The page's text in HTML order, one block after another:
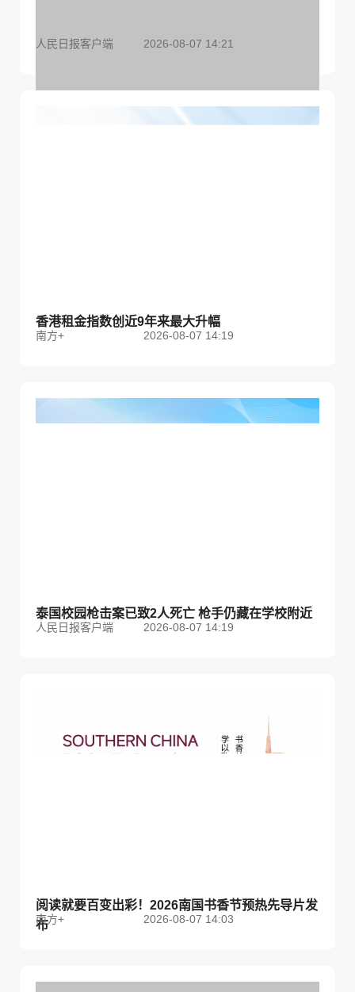
美国元公司AI模型在测试期间侵入其他公司系统
人民日报客户端 2026-08-07 14:21
香港租金指数创近9年来最大升幅
南方+ 2026-08-07 14:19
泰国校园枪击案已致2人死亡 枪手仍藏在学校附近
人民日报客户端 2026-08-07 14:19
阅读就要百变出彩！2026南国书香节预热先导片发
布
南方+ 2026-08-07 14:03